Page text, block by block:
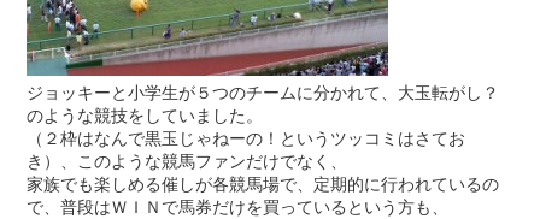
ジョッキーと小学生が５つのチームに分かれて、大玉転がし？
のような競技をしていました。
（２枠はなんで黒玉じゃねーの！というツッコミはさてお
き）、このような競馬ファンだけでなく、
家族でも楽しめる催しが各競馬場で、定期的に行われているの
で、普段はＷＩＮで馬券だけを買っているという方も、